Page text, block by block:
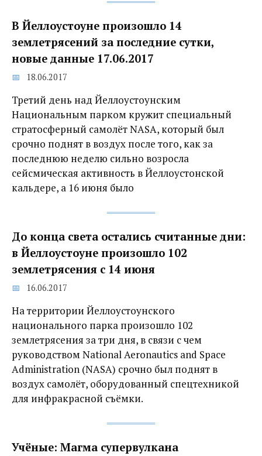
В Йеллоустоуне произошло 14
землетрясений за последние сутки,
новые данные 17.06.2017
18.06.2017
Третий день над Йеллоустоунским
Национальным парком кружит специальный
стратосферный самолёт NASA, который был
срочно поднят в воздух после того, как за
последнюю неделю сильно возросла
сейсмическая активность в Йеллоустонской
кальдере, а 16 июня было
До конца света остались считанные дни:
в Йеллоустоуне произошло 102
землетрясения с 14 июня
16.06.2017
На территории Йеллоустоунского
национального парка произошло 102
землетрясения за три дня, в связи с чем
руководством National Aeronautics and Space
Administration (NASA) срочно был поднят в
воздух самолёт, оборудованный спецтехникой
для инфракрасной съёмки.
Учёные: Магма супервулкана